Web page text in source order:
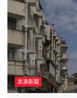
本澳新聞